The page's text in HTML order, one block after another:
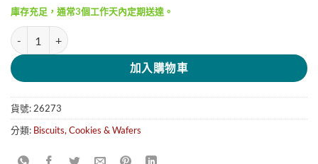
庫存充足，通常3個工作天內定期送達。
[2023/09/21] 意大利 Pan Di Stelle 巧克力餅乾🍪來囉 350g 數量
加入購物車
貨號: 26273
分類: Biscuits, Cookies & Wafers